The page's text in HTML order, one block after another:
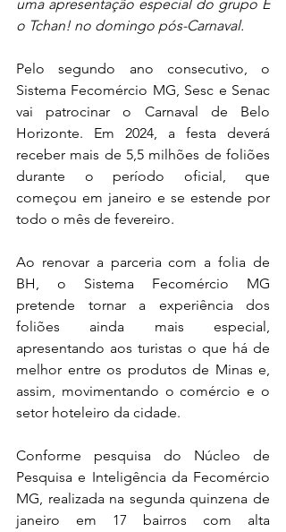
uma apresentação especial do grupo É
o Tchan! no domingo pós-Carnaval.
Pelo segundo ano consecutivo, o
Sistema Fecomércio MG, Sesc e Senac
vai patrocinar o Carnaval de Belo
Horizonte. Em 2024, a festa deverá
receber mais de 5,5 milhões de foliões
durante o período oficial, que
começou em janeiro e se estende por
todo o mês de fevereiro.
Ao renovar a parceria com a folia de
BH, o Sistema Fecomércio MG
pretende tornar a experiência dos
foliões ainda mais especial,
apresentando aos turistas o que há de
melhor entre os produtos de Minas e,
assim, movimentando o comércio e o
setor hoteleiro da cidade.
Conforme pesquisa do Núcleo de
Pesquisa e Inteligência da Fecomércio
MG, realizada na segunda quinzena de
janeiro em 17 bairros com alta